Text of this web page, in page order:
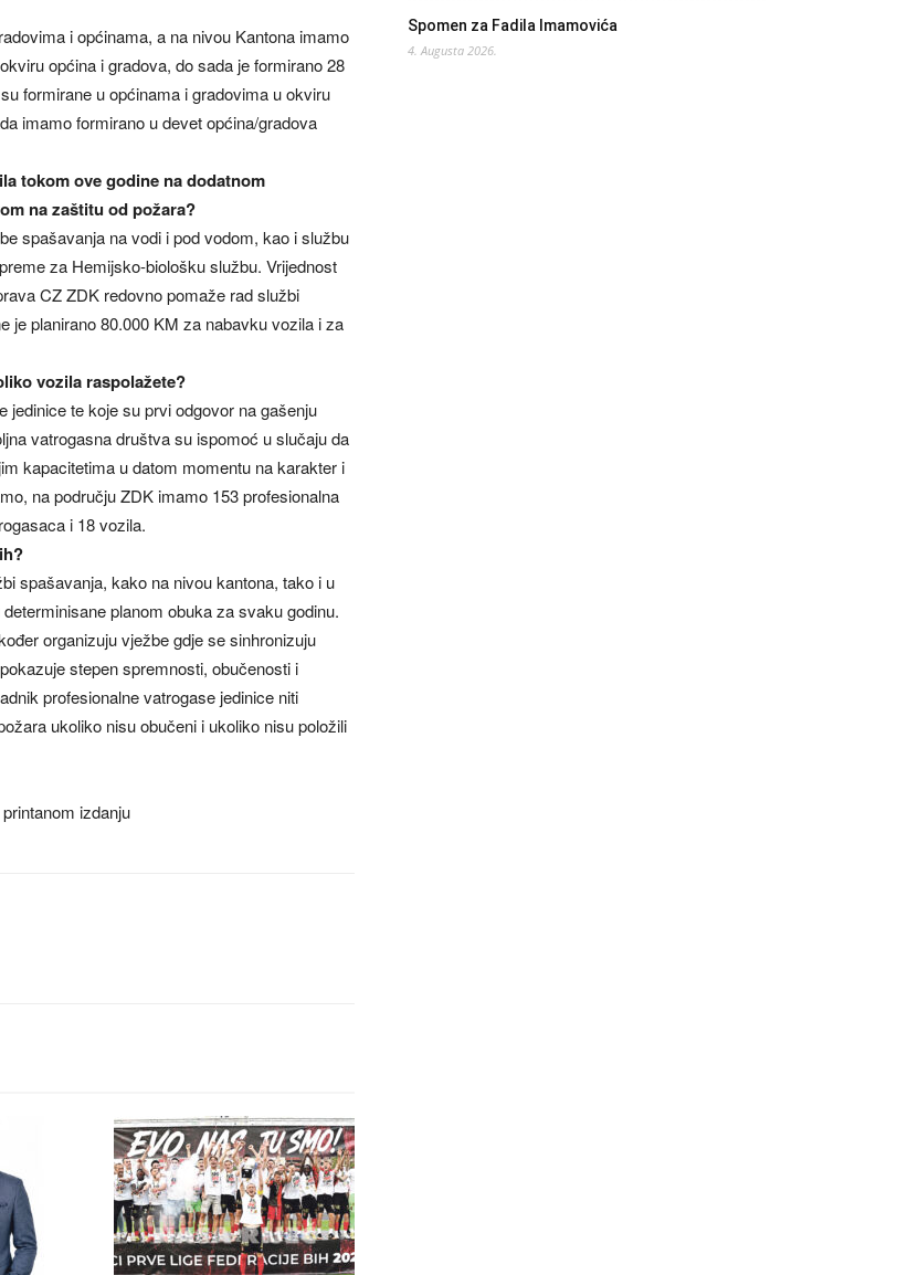
i općinama, a na nivou Kantona imamo
općina i gradova, do sada je formirano 28
formirane u općinama i gradovima u okviru
imamo formirano u devet općina/gradova
tokom ove godine na dodatnom
na zaštitu od požara?
spašavanja na vodi i pod vodom, kao i službu
za Hemijsko-biološku službu. Vrijednost
CZ ZDK redovno pomaže rad službi
je planirano 80.000 KM za nabavku vozila i za
vozila raspolažete?
jedinice te koje su prvi odgovor na gašenju
vatrogasna društva su ispomoć u slučaju da
kapacitetima u datom momentu na karakter i
na području ZDK imamo 153 profesionalna
i 18 vozila.
spašavanja, kako na nivou kantona, tako i u
planom obuka za svaku godinu.
organizuju vježbe gdje se sinhronizuju
stepen spremnosti, obučenosti i
profesionalne vatrogase jedinice niti
ukoliko nisu obučeni i ukoliko nisu položili
izdanju
Spomen za Fadila Imamovića
4. Augusta 2026.